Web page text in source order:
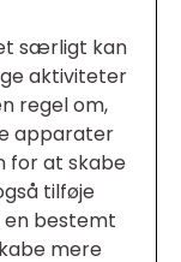
særligt kan
aktiviteter
regel om,
apparater
for at skabe
tilføje
en bestemt
mere